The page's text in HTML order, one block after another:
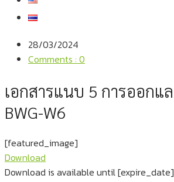
28/03/2024
Comments : 0
เอกสารแนบ 5 การออกแ
BWG-W6
[featured_image]
Download
Download is available until [expire_date]